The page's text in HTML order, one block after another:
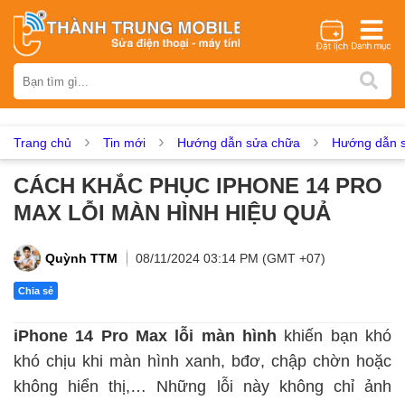
iPhone Samsung Oppo Xiaomi Realme Vivo
Nokia
Asus Sony Vertu LG Tecno
Dịch vụ sửa chữa
Ép kính
Thay loa Thay kính lưng Thay vỏ Thay chân sạc
Màn hình Realme Màn hình Vivo
Trang chủ Tin mới Hướng dẫn sửa chữa Hướng dẫn
CÁCH KHẮC PHỤC IPHONE 14 PRO
MAX LỖI MÀN HÌNH HIỆU QUẢ
Quỳnh TTM 08/11/2024 03:14 PM (GMT +07)
Chia sẻ
iPhone 14 Pro Max lỗi màn hình khiến bạn khó
khó chịu khi màn hình xanh, bđơ, chập chờn hoặc
không hiển thị,… Những lỗi này không chỉ ảnh